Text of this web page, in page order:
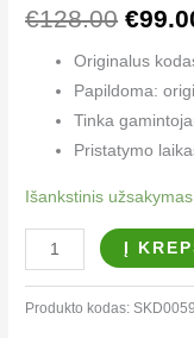
€128.00 €
Originalus
Papildoma:
Tinka
Pristatymo
Išankstinis užsakymas
Į
Produkto kodas:SKD0059